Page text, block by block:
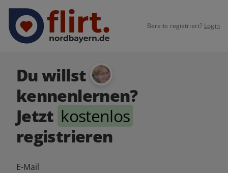
Bereits registriert? Login
Du willst
kennenlernen?
Jetzt kostenlos
registrieren
E-Mail